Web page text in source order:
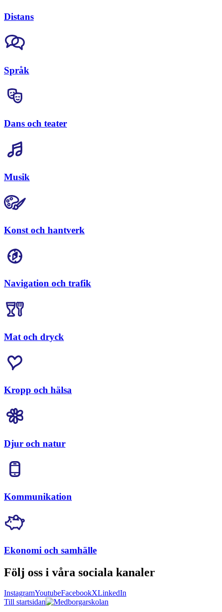
Distans
Språk
Dans och teater
Musik
Konst och hantverk
Navigation och trafik
Mat och dryck
Kropp och hälsa
Djur och natur
Kommunikation
Ekonomi och samhälle
Följ oss i våra sociala kanaler
InstagramYoutubeFacebookXLinkedIn
Till startsidan